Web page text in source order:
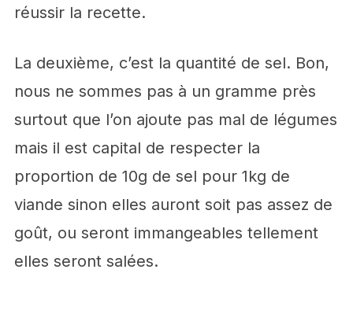
réussir la recette.
La deuxième, c’est la quantité de sel. Bon,
nous ne sommes pas à un gramme près
surtout que l’on ajoute pas mal de légumes
mais il est capital de respecter la
proportion de 10g de sel pour 1kg de
viande sinon elles auront soit pas assez de
goût, ou seront immangeables tellement
elles seront salées.